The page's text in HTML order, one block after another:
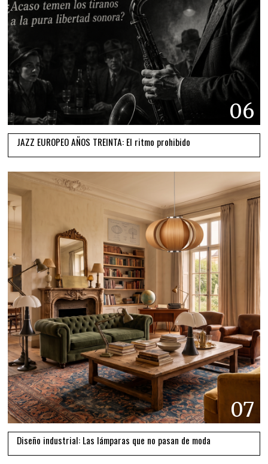
06
JAZZ EUROPEO AÑOS TREINTA: El ritmo prohibido
07
Diseño industrial: Las lámparas que no pasan de moda